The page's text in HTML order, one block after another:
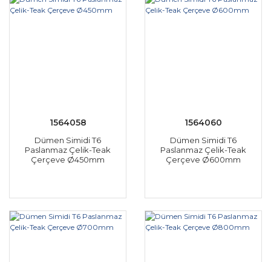
1564058
Dümen Simidi T6
Paslanmaz Çelik-Teak
Çerçeve Ø450mm
1564060
Dümen Simidi T6
Paslanmaz Çelik-Teak
Çerçeve Ø600mm